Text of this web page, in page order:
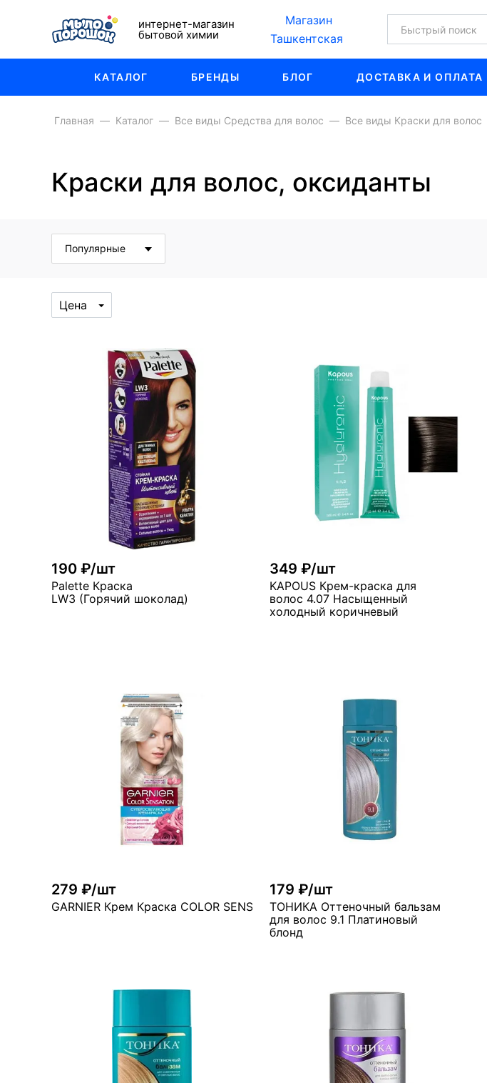
интернет-магазин
бытовой химии
Магазин
Ташкентская
КАТАЛОГ БРЕНДЫ БЛОГ ДОСТАВКА И ОПЛАТА
Главная Каталог Все виды Средства для волос Все виды Краски для волос
Краски для волос, оксиданты
Популярные
Цена
190 ₽/шт
Palette Краска
LW3 (Горячий шоколад)
В корзину
349 ₽/шт
KAPOUS Крем-краска для
волос 4.07 Насыщенный
холодный коричневый
279 ₽/шт
GARNIER Крем Краска COLOR SENSATION 911 Дымчатый ультраблонд
мало
179 ₽/шт
ТОНИКА Оттеночный бальзам
для волос 9.1 Платиновый
блонд
В корзину
много